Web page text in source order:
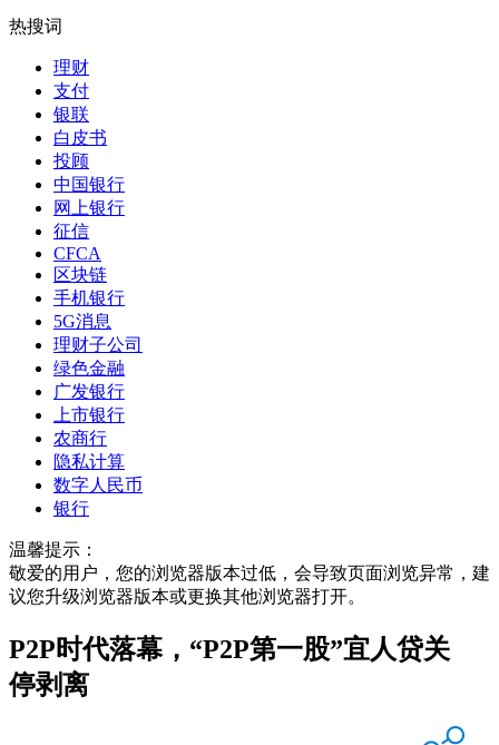
热搜词
理财
支付
银联
白皮书
投顾
中国银行
网上银行
征信
CFCA
区块链
手机银行
5G消息
理财子公司
绿色金融
广发银行
上市银行
农商行
隐私计算
数字人民币
银行
温馨提示：
敬爱的用户，您的浏览器版本过低，会导致页面浏览异常，建
议您升级浏览器版本或更换其他浏览器打开。
P2P时代落幕，“P2P第一股”宜人贷关
停剥离